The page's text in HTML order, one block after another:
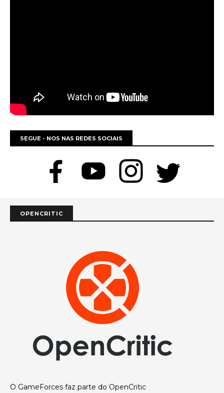
SEGUE - NOS NAS REDES SOCIAIS
OPENCRITIC
O GameForces faz parte do OpenCritic